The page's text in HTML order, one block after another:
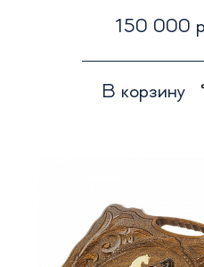
150 000
В корзину